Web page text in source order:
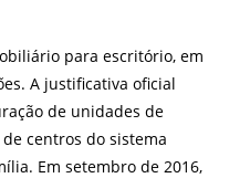
para escritório, em
A justificativa oficial
de unidades de
centros do sistema
Em setembro de 2016,